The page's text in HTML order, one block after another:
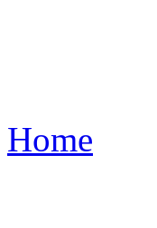
Home